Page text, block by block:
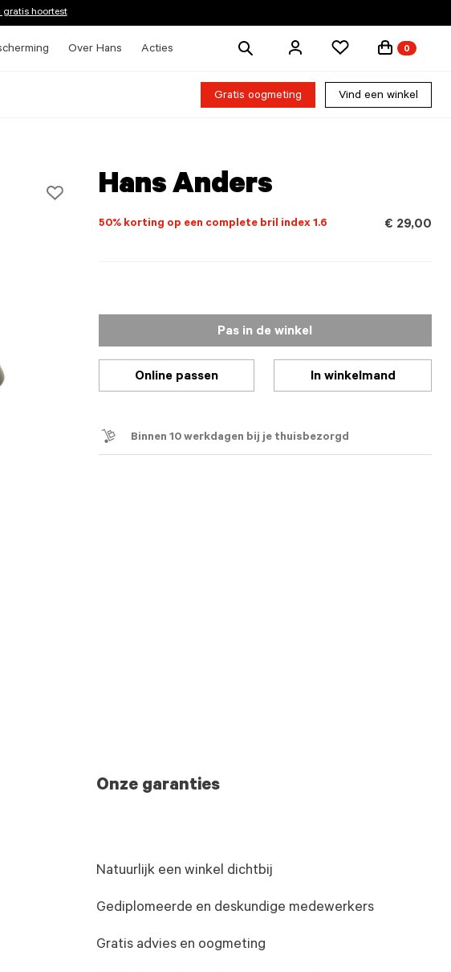
gratis hoortest
Over Hans Acties
Zoek
0
Gratis oogmeting Vind een winkel
Hans Anders
50% korting op een complete bril index 1.6 € 29,00
Pas in de winkel
Online passen In winkelmand
Binnen 10 werkdagen bij je thuisbezorgd
Onze garanties
Natuurlijk een winkel dichtbij
Gediplomeerde en deskundige medewerkers
Gratis advies en oogmeting